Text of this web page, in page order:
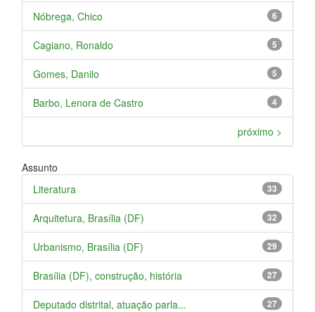
6
Nóbrega, Chico
5
Cagiano, Ronaldo
5
Gomes, Danilo
4
Barbo, Lenora de Castro
próximo >
Assunto
33
Literatura
32
Arquitetura, Brasília (DF)
29
Urbanismo, Brasília (DF)
27
Brasília (DF), construção, história
27
Deputado distrital, atuação parla...